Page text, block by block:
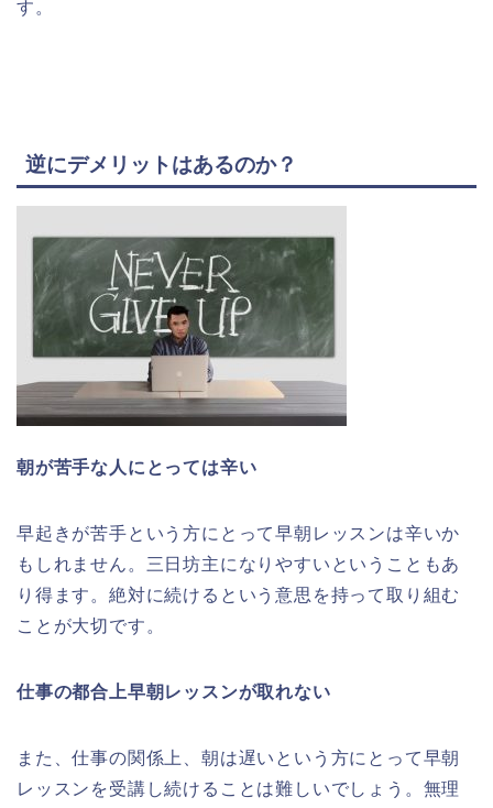
す。
逆にデメリットはあるのか？
朝が苦手な人にとっては辛い
早起きが苦手という方にとって早朝レッスンは辛いか
もしれません。三日坊主になりやすいということもあ
り得ます。絶対に続けるという意思を持って取り組む
ことが大切です。
仕事の都合上早朝レッスンが取れない
また、仕事の関係上、朝は遅いという方にとって早朝
レッスンを受講し続けることは難しいでしょう。無理